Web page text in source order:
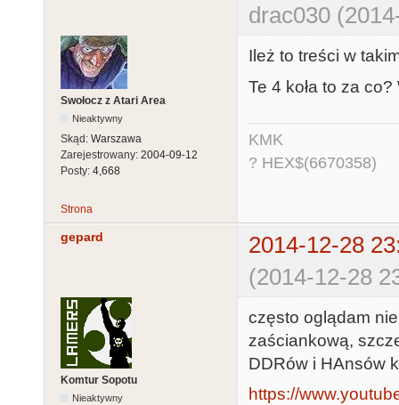
drac030
Swołocz z Atari Area
Nieaktywny
Skąd: Warszawa
Zarejestrowany: 2004-09-12
Posty: 4,668
Ileż to treści w
Te 4 koła to za
KMK
? HEX$(6670358)
Strona
gepard
2014-12-28
(2014-12-28
Komtur Sopotu
Nieaktywny
często oglądam
zaściankową,
DDRów i HAnsów
https://